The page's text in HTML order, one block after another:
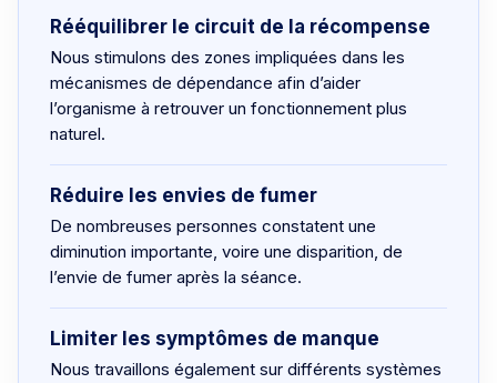
Rééquilibrer le circuit de la récompense
Nous stimulons des zones impliquées dans les
mécanismes de dépendance afin d’aider
l’organisme à retrouver un fonctionnement plus
naturel.
Réduire les envies de fumer
De nombreuses personnes constatent une
diminution importante, voire une disparition, de
l’envie de fumer après la séance.
Limiter les symptômes de manque
Nous travaillons également sur différents systèmes